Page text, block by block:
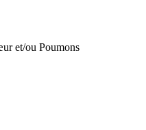
et/ou Poumons